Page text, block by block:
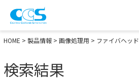
画像処理用の製品検索
HOME > 製品情報 > 画像処理用 > ファイバヘッド
検索結果